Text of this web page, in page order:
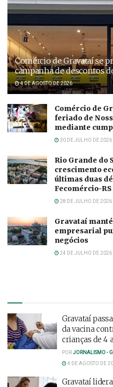
Comércio de Gravataí se
campanha de descontos
4 DE AGOSTO DE 2026
Comércio de
feriado de
mediante
30 DE JULHO DE 2026
Rio Grande do
crescimento
últimas duas
Fecomércio-RS
28 DE JULHO DE 2026
Gravataí
empresarial
negócios
24 DE JULHO DE 2026
Gravataí
da vacina
crianças de 4
PORJORNALISMO -
4 DE AGOSTO DE
Gravataí